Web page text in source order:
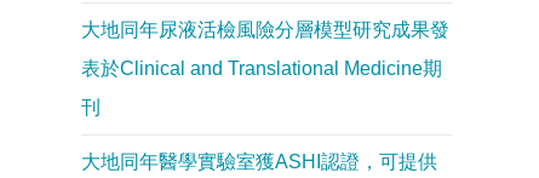
大地同年尿液活檢風險分層模型研究成果發
表於Clinical and Translational Medicine期
刊
大地同年醫學實驗室獲ASHI認證，可提供